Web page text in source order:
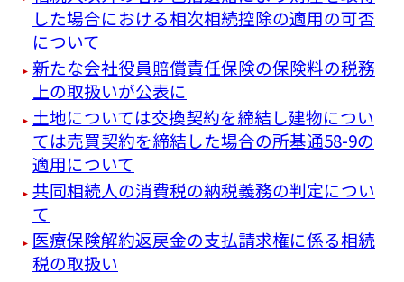
した場合における相次相続控除の適用の可否
について
新たな会社役員賠償責任保険の保険料の税務
上の取扱いが公表に
土地については交換契約を締結し建物につい
ては売買契約を締結した場合の所基通58-9の
適用について
共同相続人の消費税の納税義務の判定につい
て
医療保険解約返戻金の支払請求権に係る相続
税の取扱い